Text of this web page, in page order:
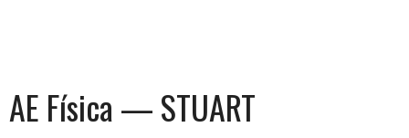
AE Física — STUART